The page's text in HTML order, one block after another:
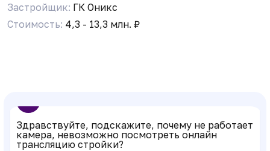
Застройщик: ГК Оникс
Стоимость: 4,3 - 13,3 млн. ₽
Здравствуйте, подскажите, почему не работает
камера, невозможно посмотреть онлайн
трансляцию стройки?
Бот Админ